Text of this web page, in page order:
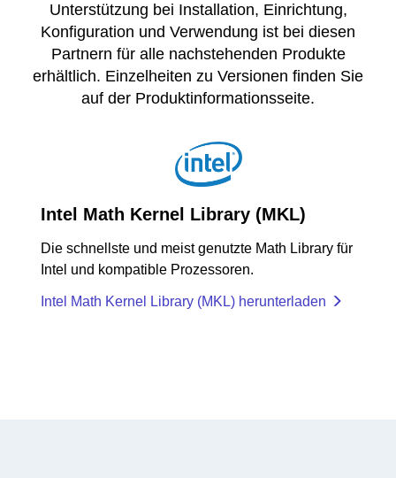
Unterstützung bei Installation, Einrichtung,
Konfiguration und Verwendung ist bei diesen
Partnern für alle nachstehenden Produkte
erhältlich. Einzelheiten zu Versionen finden Sie
auf der Produktinformationsseite.
Intel Math Kernel Library (MKL)
Die schnellste und meist genutzte Math Library für
Intel und kompatible Prozessoren.
Intel Math Kernel Library (MKL) herunterladen